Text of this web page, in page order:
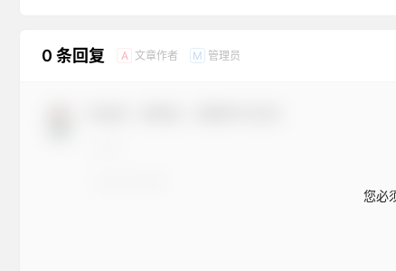
0 条回复 A 文章作者 M 管理员
您必